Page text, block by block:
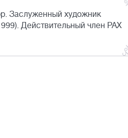
Заслуженный художник
Действительный член РАХ